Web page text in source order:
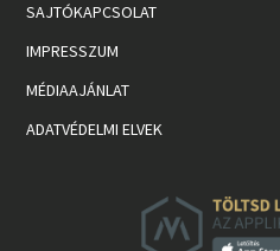
SAJTÓKAPCSOLAT
IMPRESSZUM
MÉDIAAJÁNLAT
ADATVÉDELMI ELVEK